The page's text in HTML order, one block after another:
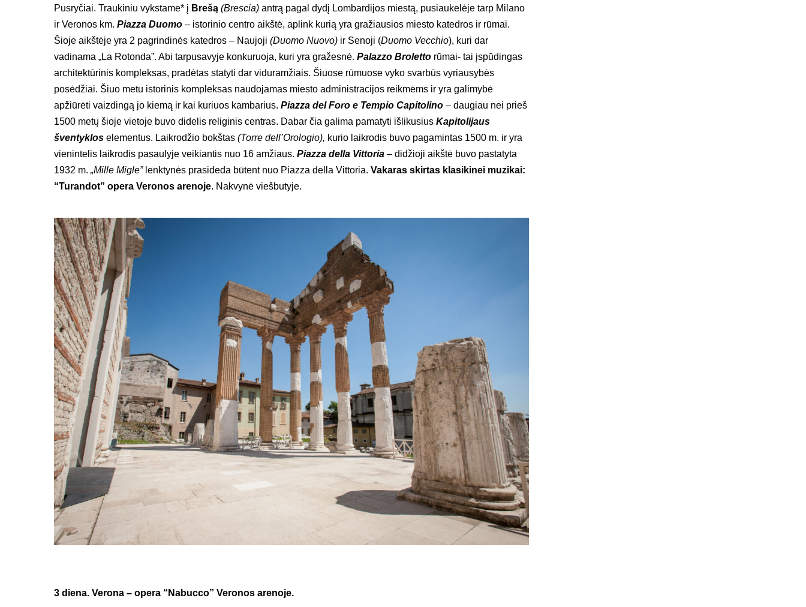
Pusryčiai. Traukiniu vykstame* į Brešą (Brescia) antrą pagal dydį Lombardijos miestą, pusiaukelėje tarp Milano
ir Veronos km. Piazza Duomo – istorinio centro aikštė, aplink kurią yra gražiausios miesto katedros ir rūmai.
Šioje aikštėje yra 2 pagrindinės katedros – Naujoji (Duomo Nuovo) ir Senoji (Duomo Vecchio), kuri dar
vadinama „La Rotonda”. Abi tarpusavyje konkuruoja, kuri yra gražesnė. Palazzo Broletto rūmai- tai įspūdingas
architektūrinis kompleksas, pradėtas statyti dar viduramžiais. Šiuose rūmuose vyko svarbūs vyriausybės
posėdžiai. Šiuo metu istorinis kompleksas naudojamas miesto administracijos reikmėms ir yra galimybė
apžiūrėti vaizdingą jo kiemą ir kai kuriuos kambarius. Piazza del Foro e Tempio Capitolino – daugiau nei prieš
1500 metų šioje vietoje buvo didelis religinis centras. Dabar čia galima pamatyti išlikusius Kapitolijaus
šventyklos elementus. Laikrodžio bokštas (Torre dell’Orologio), kurio laikrodis buvo pagamintas 1500 m. ir yra
vienintelis laikrodis pasaulyje veikiantis nuo 16 amžiaus. Piazza della Vittoria – didžioji aikštė buvo pastatyta
1932 m. „Mille Migle”lenktynės prasideda būtent nuo Piazza della Vittoria. Vakaras skirtas klasikinei muzikai:
“Turandot” opera Veronos arenoje. Nakvynė viešbutyje.
3 diena. Verona – opera “Nabucco” Veronos arenoje.